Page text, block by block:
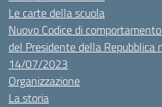
Le carte della scuola
Nuovo Codice di
del Presidente della
14/07/2023
Organizzazione
La storia